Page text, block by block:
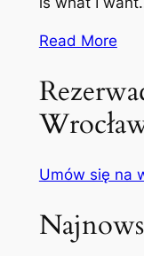
Read More
Umów się na